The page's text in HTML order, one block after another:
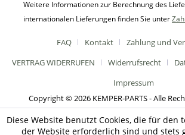
Weitere Informationen zur Berechnung des
internationalen Lieferungen finden Sie unter
FAQ Kontakt
Zahlung und
VERTRAG WIDERRUFEN
Widerrufsrecht
Impressum
Copyright © 2026 KEMPER-PARTS - Alle
Diese Website benutzt Cookies, die für den
der Website erforderlich sind und stets